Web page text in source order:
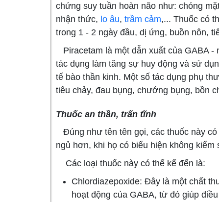
chứng suy tuần hoàn não như: chóng
nhận thức, lo âu, trầm cảm,... Thuốc có
trong 1 - 2 ngày đầu, dị ứng, buồn nôn,
Piracetam là một dẫn xuất của GABA -
tác dụng làm tăng sự huy động và sử
tế bào thần kinh. Một số tác dụng phụ
tiêu chảy, đau bụng, chướng bụng, bồn
Thuốc an thần, trấn tĩnh
Đúng như tên tên gọi, các thuốc này
ngủ hơn, khi họ có biểu hiện không
Các loại thuốc này có thể kể đến là:
Chlordiazepoxide: Đây là một chất
hoạt động của GABA, từ đó giúp